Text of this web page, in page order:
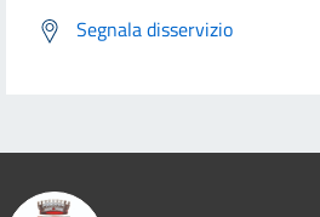
Segnala disservizio